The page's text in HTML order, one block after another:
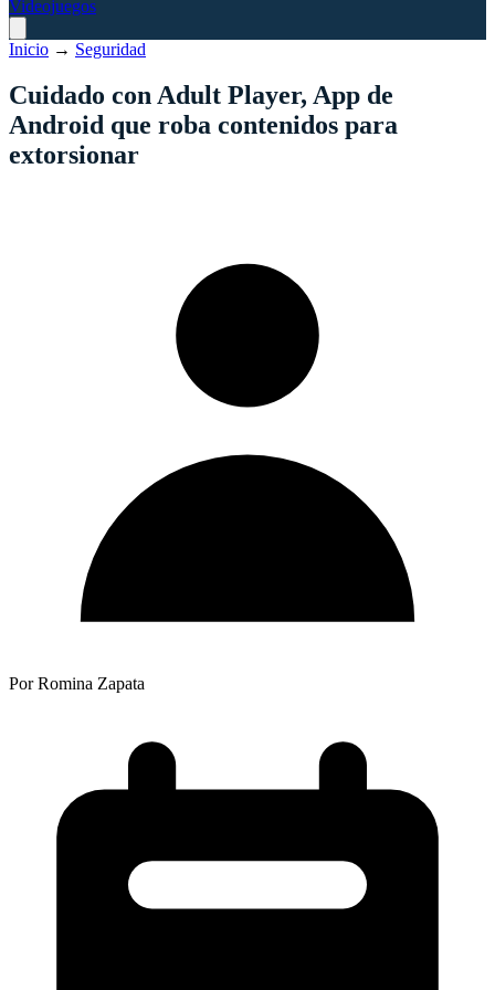
Videojuegos
Inicio → Seguridad
Cuidado con Adult Player, App de
Android que roba contenidos para
extorsionar
Por Romina Zapata